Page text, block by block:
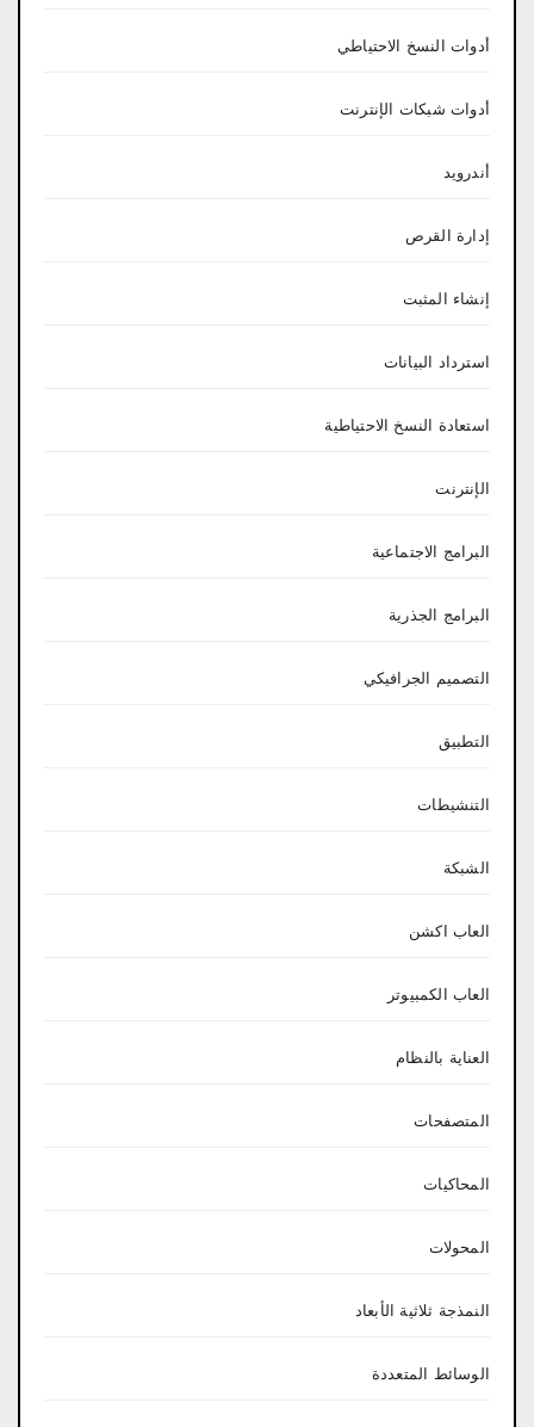
أدوات النسخ الاحتياطي
أدوات شبكات الإنترنت
أندرويد
إدارة القرص
إنشاء المثبت
استرداد البيانات
استعادة النسخ الاحتياطية
الإنترنت
البرامج الاجتماعية
البرامج الجذرية
التصميم الجرافيكي
التطبيق
التنشيطات
الشبكة
العاب اكشن
العاب الكمبيوتر
العناية بالنظام
المتصفحات
المحاكيات
المحولات
النمذجة ثلاثية الأبعاد
الوسائط المتعددة